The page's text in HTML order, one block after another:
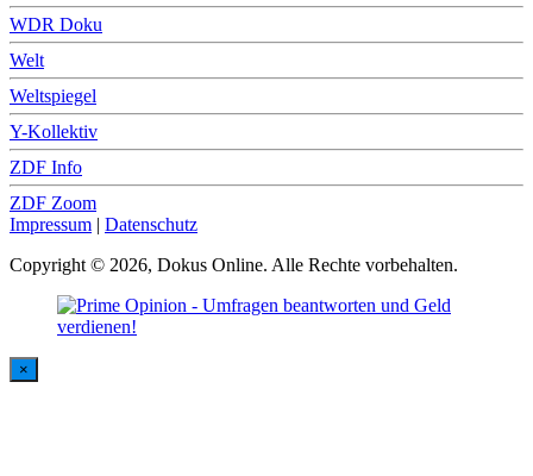
WDR Doku
Welt
Weltspiegel
Y-Kollektiv
ZDF Info
ZDF Zoom
Impressum | Datenschutz
Copyright © 2026, Dokus Online. Alle Rechte vorbehalten.
×